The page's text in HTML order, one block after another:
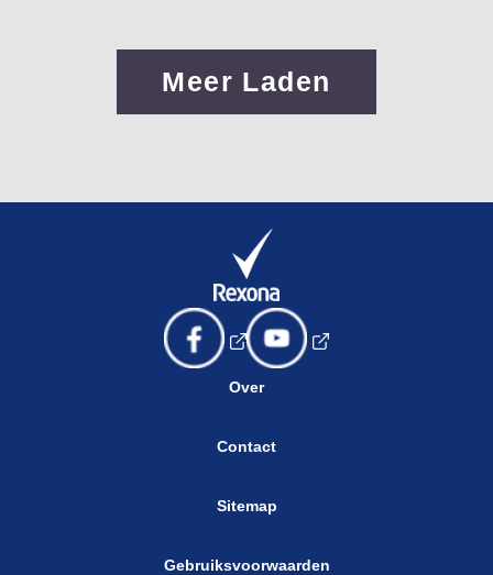
Meer Laden
Over
Contact
Sitemap
Gebruiksvoorwaarden